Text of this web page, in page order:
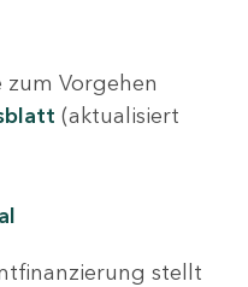
Vorgehen
(aktualisiert
stellt